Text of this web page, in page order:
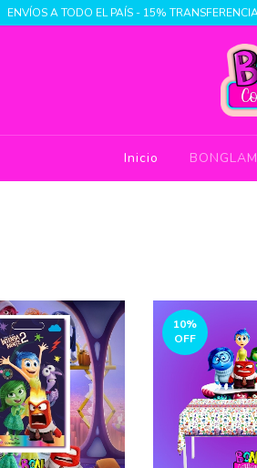
ENVÍOS A TODO EL PAÍS - 15%
Inicio
10%
OFF